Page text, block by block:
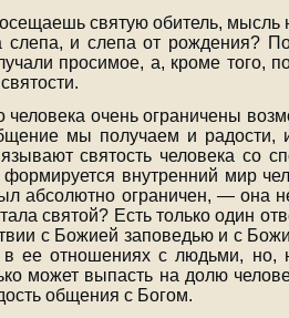
святую обитель,
слепа, и слепа от рождения?
просимое, а, кроме того,
человека очень ограничены
мы получаем и радости,
святость человека со
внутренний мир
абсолютно ограничен, — она
святой? Есть только один
с Божией заповедью и с
ее отношениях с людьми, но,
может выпасть на долю
общения с Богом.